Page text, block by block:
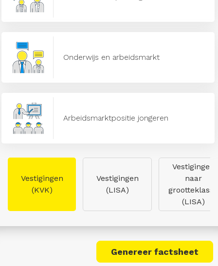
Onderwijs en arbeidsmarkt
Arbeidsmarktpositie jongeren
Vestigingen
(KVK)
Vestigingen
(LISA)
Vestigingen
naar
grootteklasse
(LISA)
Genereer factsheet